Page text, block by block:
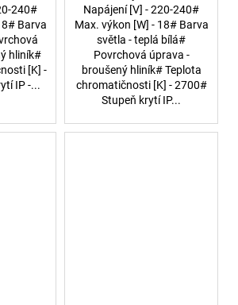
240#
Barva
hliník#
[K] -
IP -...
Napájení [V] - 220-240#
Max. výkon [W] - 18# Barva
světla - teplá bílá#
Povrchová úprava -
broušený hliník# Teplota
chromatičnosti [K] - 2700#
Stupeň krytí IP...